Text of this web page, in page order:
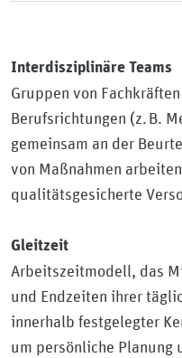
Interdisziplinäre Teams
Gruppen von
Berufsrichtungen (z. B.
gemeinsam an der
von Maßnahmen
qualitätsgesicherte
Gleitzeit
Arbeitszeitmodell, das
und Endzeiten ihrer
innerhalb festgelegter
um persönliche